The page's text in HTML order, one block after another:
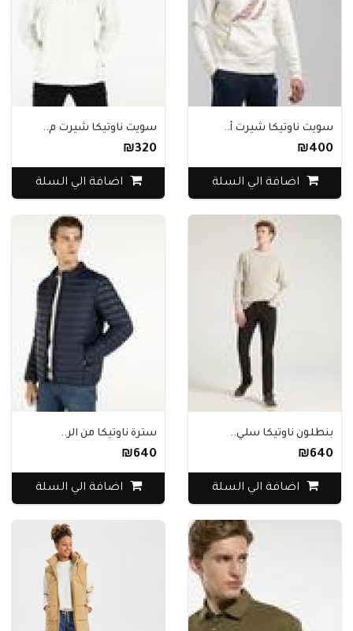
سويت ناوتيكا شيرت أ..
₪400
اضافة الي السلة
سويت ناوتيكا شيرت م..
₪320
اضافة الي السلة
بنطلون ناوتيكا سلي..
₪640
اضافة الي السلة
سترة ناوتيكا من الر..
₪640
اضافة الي السلة